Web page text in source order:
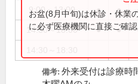
9:00～13:00 ● ●
14:30～18:00 ● ●
お盆(8月中旬)は休診・休業
に必ず医療機関に直接ご確認
備考: 外来受付は診療時